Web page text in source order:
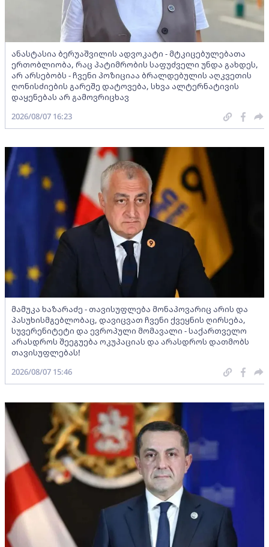
ანასტასია ბერუაშვილის ადვოკატი - მტკიცებულებათა
ერთობლიობა, რაც პატიმრობის საფუძველი უნდა გახდეს,
არ არსებობს - ჩვენი პოზიციაა ბრალდებულის აღკვეთის
ღონისძიების გარეშე დატოვება, სხვა ალტერნატივის
დაყენებას არ გამოვრიცხავ
2026/08/07 16:23
მამუკა ხაზარაძე - თავისუფლება მონაპოვარიც არის და
პასუხისმგებლობაც, დავიცვათ ჩვენი ქვეყნის ღირსება,
სუვერენიტეტი და ევროპული მომავალი - საქართველო
არასდროს შეეგუება ოკუპაციას და არასდროს დათმობს
თავისუფლებას!
2026/08/07 15:46